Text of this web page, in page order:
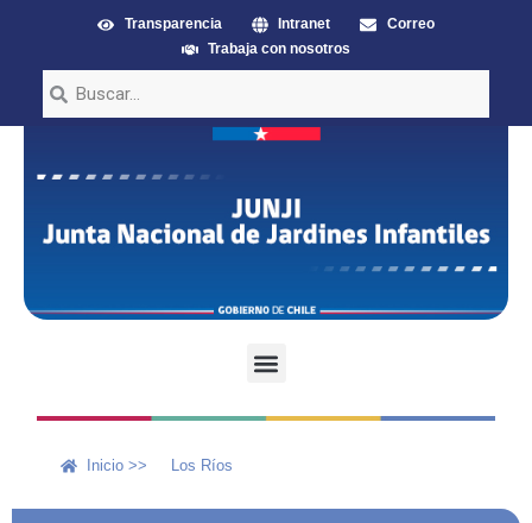
Transparencia Intranet
Correo
Trabaja con nosotros
Inicio >> Los Ríos